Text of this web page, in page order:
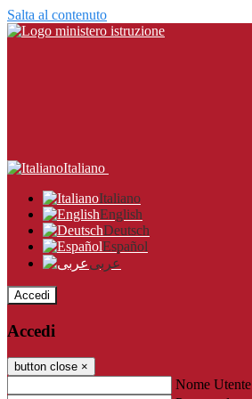
Salta al contenuto
Italiano
Italiano
English
Deutsch
Español
عربى
Accedi
Accedi
button close ×
Nome Utente